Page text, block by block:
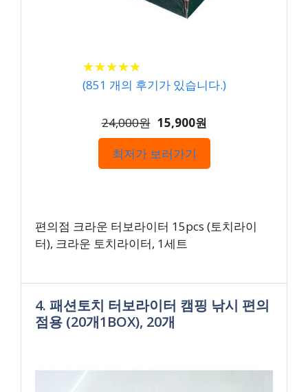
★★★★★
★★★★★
(851 개의 후기가 있습니다.)
24,000원 15,900원
최저가 보러가기
편의점 크라운 터보라이터 15pcs (토치라이
터), 크라운 토치라이터, 1세트
4. 패션토치 터보라이터 캠핑 낚시 편의
점용 (20개1BOX), 20개